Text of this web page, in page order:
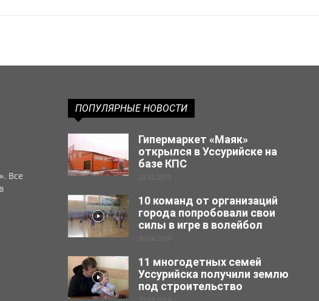
Все
ПОПУЛЯРНЫЕ НОВОСТИ
Гипермаркет «Маяк»
открылся в Уссурийске на
базе КПС
23.12.2019
10 команд от организаций
города попробовали свои
силы в игре в волейбол
30.04.2019
11 многодетных семей
Уссурийска получили землю
под строительство